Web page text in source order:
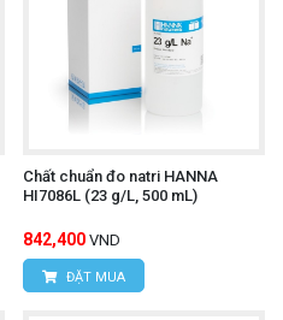
Chất chuẩn đo natri HANNA
HI7086L (23 g/L, 500 mL)
842,400 VND
ĐẶT MUA